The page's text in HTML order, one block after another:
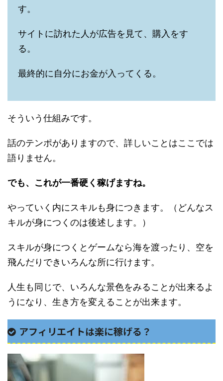
す。
サイトに訪れた人が広告を見て、購入をす
る。
最終的に自分にお金が入ってくる。
そういう仕組みです。
話のテンポがありますので、詳しいことはここでは
語りません。
でも、これが一番硬く稼げますね。
やっていく内にスキルも身につきます。（どんなス
キルが身につくのは後述します。）
スキルが身につくとゲームなら海を渡ったり、空を
飛んだりできいろんな所に行けます。
人生も同じで、いろんな景色をみることが出来るよ
うになり、生き方を変えることが出来ます。
アフィリエイトは楽に稼げる？